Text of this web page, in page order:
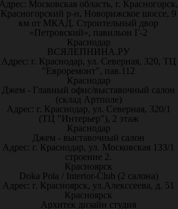
Московская область, г. Красногорск,
Красногорский р-н, Новорижское шоссе, 9
км от МКАД. Строительный двор
«Петровский», павильон Г-2
Краснодар
ВСЯЛЕПНИНА.РУ
Адрес: г. Краснодар, ул. Северная, 320, ТЦ
"Евроремонт", пав.112
Краснодар
Джем - Главный офис/выставочный салон
(склад Артполе)
Адрес: г. Краснодар, ул. Северная, 320/1
(ТЦ "Интерьер"), 2 этаж
Краснодар
Джем - выставочный салон
Адрес: г. Краснодар, ул. Московская 133/1
строение 2.
Красноярск
Doka Pola / Interior-Club (2 салона)
Адрес: г. Красноярск, ул.Алекссеева, д. 51
Красноярск
Архитек дизайн студия